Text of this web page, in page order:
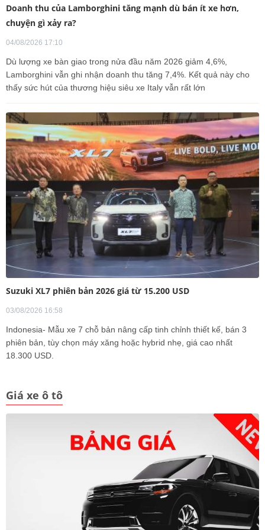
Doanh thu của Lamborghini tăng mạnh dù bán ít xe hơn,
chuyện gì xảy ra?
04/08/2026 17:10
Dù lượng xe bàn giao trong nửa đầu năm 2026 giảm 4,6%,
Lamborghini vẫn ghi nhận doanh thu tăng 7,4%. Kết quả này cho
thấy sức hút của thương hiệu siêu xe Italy vẫn rất lớn
Suzuki XL7 phiên bản 2026 giá từ 15.200 USD
03/08/2026 16:58
Indonesia- Mẫu xe 7 chỗ bản nâng cấp tinh chỉnh thiết kế, bán 3
phiên bản, tùy chọn máy xăng hoặc hybrid nhẹ, giá cao nhất
18.300 USD.
Giá xe ô tô